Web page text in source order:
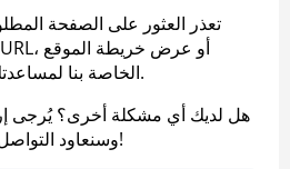
تعذر العثور على الصفحة
الخاصة بنا لمساعدتك في العثور على ما تريد.
هل لديك أي مشكلة أخرى؟ يُرجى
وسنعاود التواصل معك. شكرًا على صبرك!